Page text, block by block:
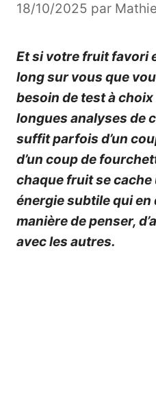
18/10/2025 par
Et si votre fruit favori
long sur vous que
besoin de test à
longues analyses de
suffit parfois d’un
d’un coup de
chaque fruit se
énergie subtile qui
manière de penser,
avec les autres.